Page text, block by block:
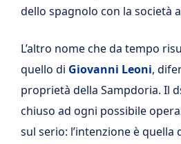
dello spagnolo con la società
L’altro nome che da tempo
quello di Giovanni Leoni,
proprietà della Sampdoria. Il
chiuso ad ogni possibile
sul serio: l’intenzione è quella